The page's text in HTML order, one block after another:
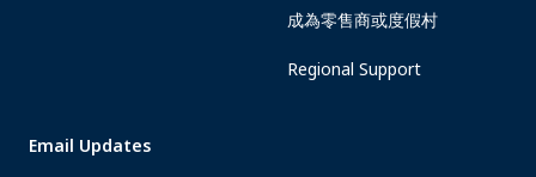
成為零售商或度假村
Regional Support
Email Updates